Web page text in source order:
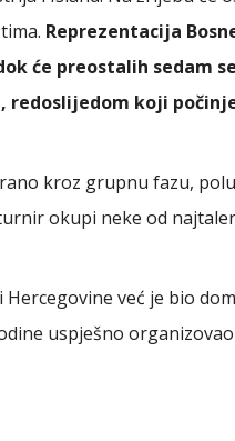
Reprezentacija
će preostalih sedam
redoslijedom koji
kroz grupnu fazu,
okupi neke od
Hercegovine već je bio
uspješno